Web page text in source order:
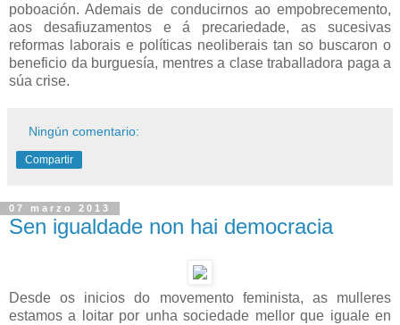
poboación. Ademais de conducirnos ao empobrecemento,
aos desafiuzamentos e á precariedade, as sucesivas
reformas laborais e políticas neoliberais tan so buscaron o
beneficio da burguesía, mentres a clase traballadora paga a
súa crise.
Ningún comentario:
Compartir
07 marzo 2013
Sen igualdade non hai democracia
Desde os inicios do movemento feminista, as mulleres
estamos a loitar por unha sociedade mellor que iguale en